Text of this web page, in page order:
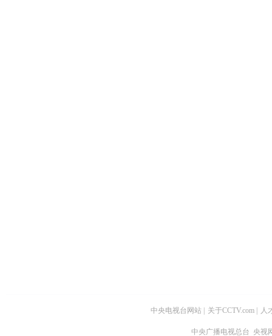
中央电视台网站 关于CCTV.com 人
中央广播电视总台 央视